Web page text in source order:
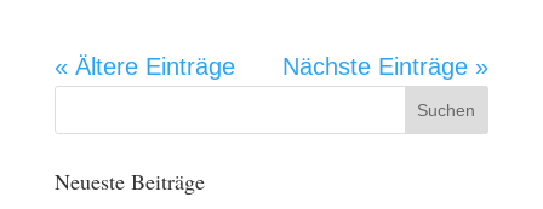
« Ältere Einträge Nächste Einträge »
Neueste Beiträge